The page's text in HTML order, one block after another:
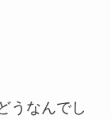
うなんでし